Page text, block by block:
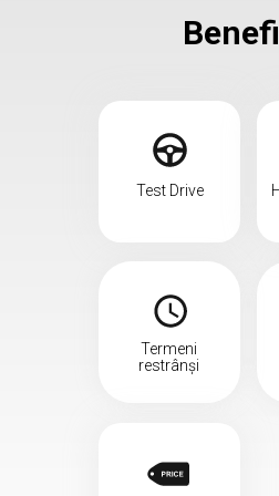
Test Drive
Termeni
restrânși